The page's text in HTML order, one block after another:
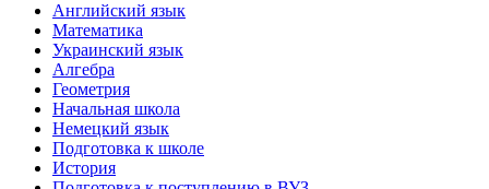
Английский язык
Математика
Украинский язык
Алгебра
Геометрия
Начальная школа
Немецкий язык
Подготовка к школе
История